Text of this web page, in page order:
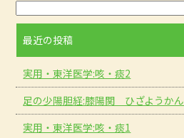
k
最近の投稿
実用・東洋医学:咳・痰2
足の少陽胆経:膝陽関 ひざようかん
実用・東洋医学:咳・痰1